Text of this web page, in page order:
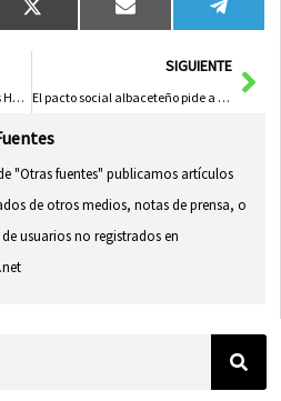
Compartir
en
X
(Twitter)
Compartir
en
Email
en
Herencia acoge la XV Quijote’s Handball Cup con más de 400 participantes
SIGUIENTE
El pacto social albaceteño pide a adif impulso urgente para modernizar la línea ferroviaria 320 Chinchilla-Cartagena
"Otras fuentes" publicamos artículos
de otros medios, notas de prensa, o
usuarios no registrados en